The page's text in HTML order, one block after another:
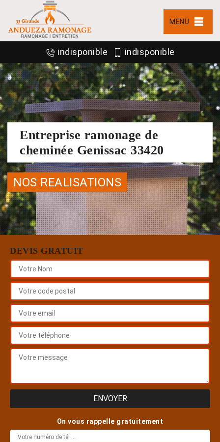
MENU
indisponible indisponible
Entreprise ramonage de
cheminée Genissac 33420
NOS REALISATIONS
DEVIS GRATUIT
On vous rappelle gratuitement